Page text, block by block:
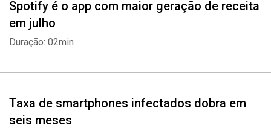
Spotify é o app com maior geração de receita
em julho
Duração: 02min
Taxa de smartphones infectados dobra em
seis meses